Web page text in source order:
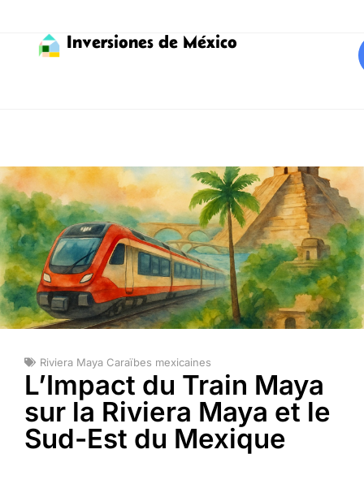
Inversiones de México
Riviera Maya Caraïbes mexicaines
L’Impact du Train Maya
sur la Riviera Maya et le
Sud-Est du Mexique